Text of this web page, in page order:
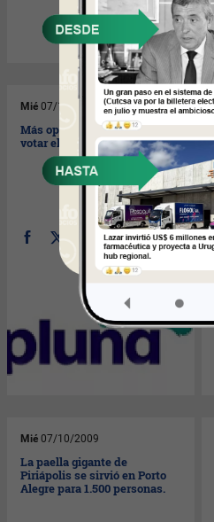
Mié 07/10/2009
Más opciones para venir a
votar el 25 de octubre.
Mié 07/10/2009
La paella gigante de
Piriápolis se sirvió en Porto
Alegre para 1.500 personas.